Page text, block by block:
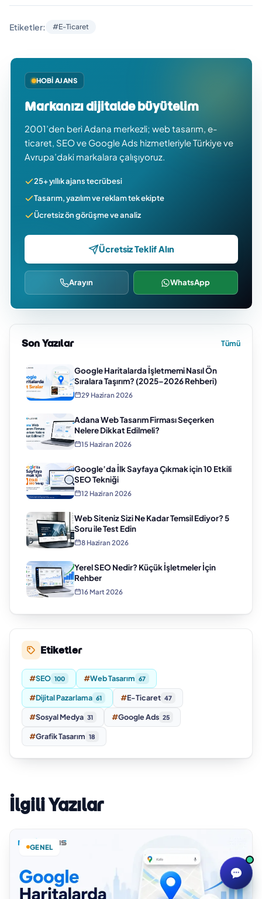
Etiketler: #E-Ticaret
HOBI AJANS
Markanızı dijitalde büyütelim
2001’den beri Adana merkezli; web tasarım, e-
ticaret, SEO ve Google Ads hizmetleriyle Türkiye ve
Avrupa’daki markalara çalışıyoruz.
25+ yıllık ajans tecrübesi
Tasarım, yazılım ve reklam tek ekipte
Ücretsiz ön görüşme ve analiz
Ücretsiz Teklif Alın
Arayın WhatsApp
Son Yazılar Tümü
Google Haritalarda İşletmemi Nasıl Ön
Sıralara Taşırım? (2025–2026 Rehberi)
29 Haziran 2026
Adana Web Tasarım Firması Seçerken
Nelere Dikkat Edilmeli?
15 Haziran 2026
Google’da İlk Sayfaya Çıkmak için 10 Etkili
SEO Tekniği
12 Haziran 2026
Web Siteniz Sizi Ne Kadar Temsil Ediyor? 5
Soru ile Test Edin
8 Haziran 2026
Yerel SEO Nedir? Küçük İşletmeler İçin
Rehber
16 Mart 2026
Etiketler
#SEO 100 #Web Tasarım 67
#Dijital Pazarlama 61 #E-Ticaret 47
#Sosyal Medya 31 #Google Ads 25
#Grafik Tasarım 18
İlgili Yazılar
GENEL